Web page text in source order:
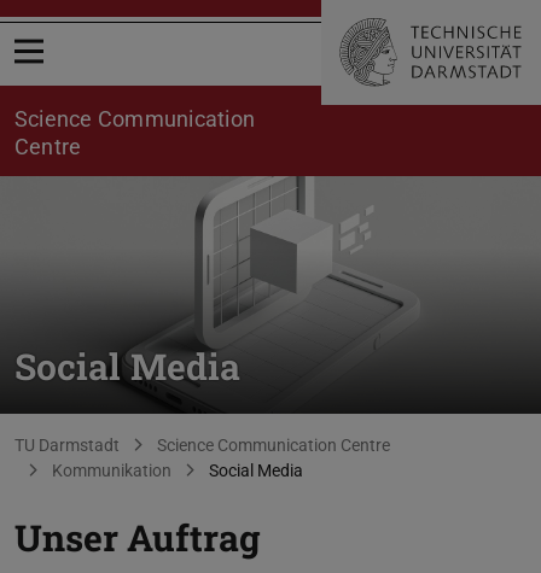
Menü öffnen
Science Communication
Centre
Social Media
Sie befinden sich hier:
TU Darmstadt
Science Communication Centre
Kommunikation
Social Media
Unser Auftrag